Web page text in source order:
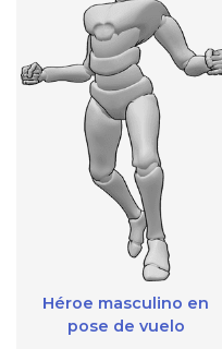
Héroe masculino en
pose de vuelo